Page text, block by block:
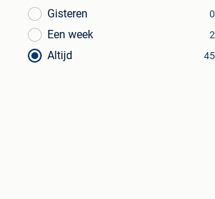
Gisteren 0
Een week 2
Altijd 45